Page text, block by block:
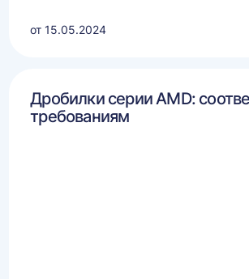
от 15.05.2024
Дробилки серии AMD:
требованиям